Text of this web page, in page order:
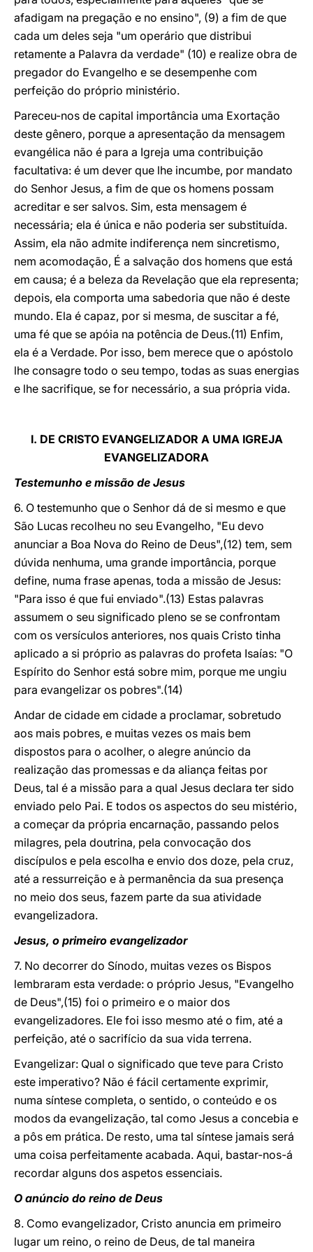
afadigam na pregação e no ensino", (9) a fim de que
cada um deles seja "um operário que distribui
retamente a Palavra da verdade" (10) e realize obra de
pregador do Evangelho e se desempenhe com
perfeição do próprio ministério.
Pareceu-nos de capital importância uma Exortação
deste gênero, porque a apresentação da mensagem
evangélica não é para a Igreja uma contribuição
facultativa: é um dever que lhe incumbe, por mandato
do Senhor Jesus, a fim de que os homens possam
acreditar e ser salvos. Sim, esta mensagem é
necessária; ela é única e não poderia ser substituída.
Assim, ela não admite indiferença nem sincretismo,
nem acomodação, É a salvação dos homens que está
em causa; é a beleza da Revelação que ela representa;
depois, ela comporta uma sabedoria que não é deste
mundo. Ela é capaz, por si mesma, de suscitar a fé,
uma fé que se apóia na potência de Deus.(11) Enfim,
ela é a Verdade. Por isso, bem merece que o apóstolo
lhe consagre todo o seu tempo, todas as suas energias
e lhe sacrifique, se for necessário, a sua própria vida.
I. DE CRISTO EVANGELIZADOR A UMA IGREJA
EVANGELIZADORA
Testemunho e missão de Jesus
6. O testemunho que o Senhor dá de si mesmo e que
São Lucas recolheu no seu Evangelho, "Eu devo
anunciar a Boa Nova do Reino de Deus",(12) tem, sem
dúvida nenhuma, uma grande importância, porque
define, numa frase apenas, toda a missão de Jesus:
"Para isso é que fui enviado".(13) Estas palavras
assumem o seu significado pleno se se confrontam
com os versículos anteriores, nos quais Cristo tinha
aplicado a si próprio as palavras do profeta Isaías: "O
Espírito do Senhor está sobre mim, porque me ungiu
para evangelizar os pobres".(14)
Andar de cidade em cidade a proclamar, sobretudo
aos mais pobres, e muitas vezes os mais bem
dispostos para o acolher, o alegre anúncio da
realização das promessas e da aliança feitas por
Deus, tal é a missão para a qual Jesus declara ter sido
enviado pelo Pai. E todos os aspectos do seu mistério,
a começar da própria encarnação, passando pelos
milagres, pela doutrina, pela convocação dos
discípulos e pela escolha e envio dos doze, pela cruz,
até a ressurreição e à permanência da sua presença
no meio dos seus, fazem parte da sua atividade
evangelizadora.
Jesus, o primeiro evangelizador
7. No decorrer do Sínodo, muitas vezes os Bispos
lembraram esta verdade: o próprio Jesus, "Evangelho
de Deus",(15) foi o primeiro e o maior dos
evangelizadores. Ele foi isso mesmo até o fim, até a
perfeição, até o sacrifício da sua vida terrena.
Evangelizar: Qual o significado que teve para Cristo
este imperativo? Não é fácil certamente exprimir,
numa síntese completa, o sentido, o conteúdo e os
modos da evangelização, tal como Jesus a concebia e
a pôs em prática. De resto, uma tal síntese jamais será
uma coisa perfeitamente acabada. Aqui, bastar-nos-á
recordar alguns dos aspetos essenciais.
O anúncio do reino de Deus
8. Como evangelizador, Cristo anuncia em primeiro
lugar um reino, o reino de Deus, de tal maneira